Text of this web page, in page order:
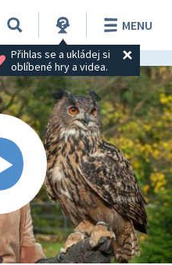
Přihlas se a ukládej si
oblíbené hry a videa.
MENU